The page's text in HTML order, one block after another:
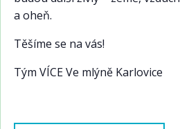
a oheň.
Těšíme se na vás!
Tým VÍCE Ve mlýně Karlovice